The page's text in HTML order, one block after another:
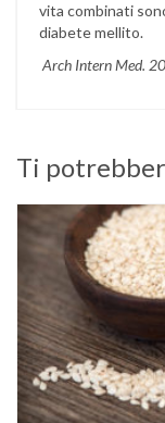
vita combinati
diabete mellito.
Arch Intern Med.
Ti